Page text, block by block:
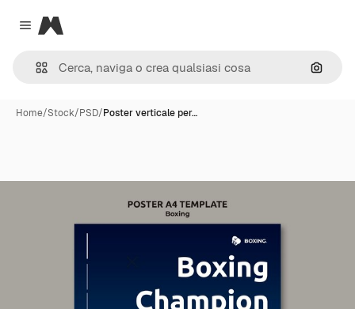
Close menu
Magnific
Cerca
Home/Stock/PSD/Poster verticale per…